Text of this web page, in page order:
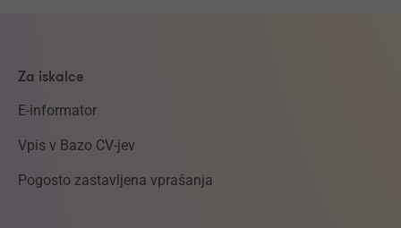
Za iskalce
E-informator
Vpis v Bazo CV-jev
Pogosto zastavljena vprašanja